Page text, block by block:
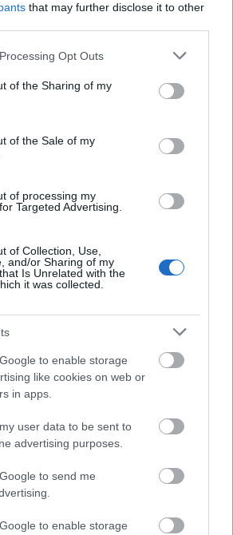
that may further disclose it to other
website/app uses one or more Google
or usage behaviour. You may click to
to Google and its third-party tags to
specified purposes in below Google
Opt Outs
of the Sharing of my
of the Sale of my
of processing my
Targeted Advertising.
of Collection, Use,
and/or Sharing of my
Is Unrelated with the
it was collected.
to enable storage
like cookies on web or
in apps.
user data to be sent to
advertising purposes.
to send me
to enable storage
A MŰVÉSZETEK VÖLGYE
EMBERSÉG ÜNNEPE
EMBERRÉ TETTE…” – VASÁRNAP
A DOMBOS FEST